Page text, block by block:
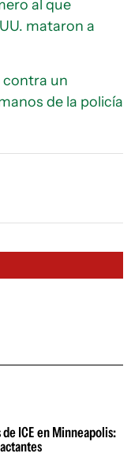
al que
mataron a
contra un
de la policía
ICE en Minneapolis: